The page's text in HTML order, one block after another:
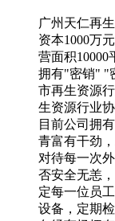
广州天仁再
资本1000万
营面积10000
拥有"密销" "
市再生资源
生资源行业
目前公司拥
青富有干劲
对待每一次
否安全无恙
定每一位员
设备，定期